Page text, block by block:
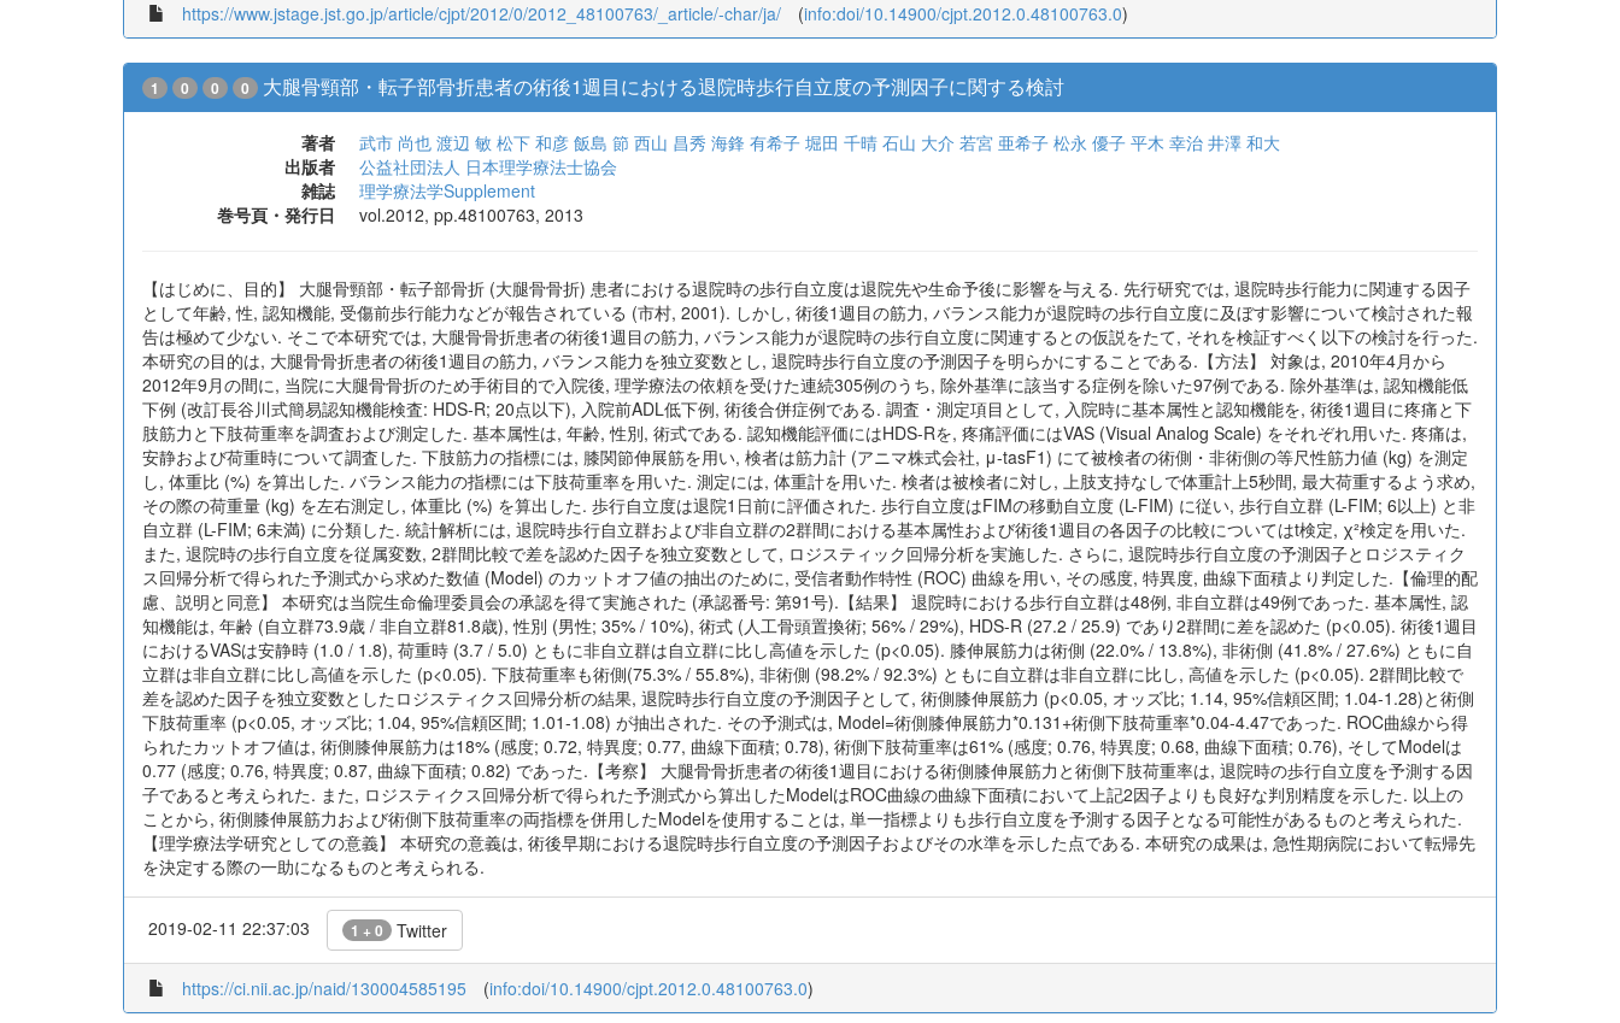
https://www.jstage.jst.go.jp/article/cjpt/2012/0/2012_48100763/_article/-char/ja/ (info:doi/10.14900/cjpt.2012.0.48100763.0)
1 0 0 0 大腿骨頸部・転子部骨折患者の術後1週目における退院時歩行自立度の予測因子に関する検討
著者 武市 尚也 渡辺 敏 松下 和彦 飯島 節 西山 昌秀 海鋒 有希子 堀田 千晴 石山 大介 若宮 亜希子 松永 優子 平木 幸治 井澤 和大
出版者
公益社団法人 日本理学療法士協会
雑誌
理学療法学Supplement
巻号頁・発行日
vol.2012, pp.48100763, 2013
【はじめに、目的】 大腿骨頸部・転子部骨折 (大腿骨骨折) 患者における退院時の歩行自立度は退院先や生命予後に影響を与える. 先行研究では, 退院時歩行能力に関連する因子
として年齢, 性, 認知機能, 受傷前歩行能力などが報告されている (市村, 2001). しかし, 術後1週目の筋力, バランス能力が退院時の歩行自立度に及ぼす影響について検討された報
告は極めて少ない. そこで本研究では, 大腿骨骨折患者の術後1週目の筋力, バランス能力が退院時の歩行自立度に関連するとの仮説をたて, それを検証すべく以下の検討を行った.
本研究の目的は, 大腿骨骨折患者の術後1週目の筋力, バランス能力を独立変数とし, 退院時歩行自立度の予測因子を明らかにすることである.【方法】 対象は, 2010年4月から
2012年9月の間に, 当院に大腿骨骨折のため手術目的で入院後, 理学療法の依頼を受けた連続305例のうち, 除外基準に該当する症例を除いた97例である. 除外基準は, 認知機能低
下例 (改訂長谷川式簡易認知機能検査: HDS-R; 20点以下), 入院前ADL低下例, 術後合併症例である. 調査・測定項目として, 入院時に基本属性と認知機能を, 術後1週目に疼痛と下
肢筋力と下肢荷重率を調査および測定した. 基本属性は, 年齢, 性別, 術式である. 認知機能評価にはHDS-Rを, 疼痛評価にはVAS (Visual Analog Scale) をそれぞれ用いた. 疼痛は,
安静および荷重時について調査した. 下肢筋力の指標には, 膝関節伸展筋を用い, 検者は筋力計 (アニマ株式会社, μ-tasF1) にて被検者の術側・非術側の等尺性筋力値 (kg) を測定
し, 体重比 (%) を算出した. バランス能力の指標には下肢荷重率を用いた. 測定には, 体重計を用いた. 検者は被検者に対し, 上肢支持なしで体重計上5秒間, 最大荷重するよう求め,
その際の荷重量 (kg) を左右測定し, 体重比 (%) を算出した. 歩行自立度は退院1日前に評価された. 歩行自立度はFIMの移動自立度 (L-FIM) に従い, 歩行自立群 (L-FIM; 6以上) と非
自立群 (L-FIM; 6未満) に分類した. 統計解析には, 退院時歩行自立群および非自立群の2群間における基本属性および術後1週目の各因子の比較についてはt検定, χ²検定を用いた.
また, 退院時の歩行自立度を従属変数, 2群間比較で差を認めた因子を独立変数として, ロジスティック回帰分析を実施した. さらに, 退院時歩行自立度の予測因子とロジスティク
ス回帰分析で得られた予測式から求めた数値 (Model) のカットオフ値の抽出のために, 受信者動作特性 (ROC) 曲線を用い, その感度, 特異度, 曲線下面積より判定した.【倫理的配
慮、説明と同意】 本研究は当院生命倫理委員会の承認を得て実施された (承認番号: 第91号).【結果】 退院時における歩行自立群は48例, 非自立群は49例であった. 基本属性, 認
知機能は, 年齢 (自立群73.9歳 / 非自立群81.8歳), 性別 (男性; 35% / 10%), 術式 (人工骨頭置換術; 56% / 29%), HDS-R (27.2 / 25.9) であり2群間に差を認めた (p<0.05). 術後1週目
におけるVASは安静時 (1.0 / 1.8), 荷重時 (3.7 / 5.0) ともに非自立群は自立群に比し高値を示した (p<0.05). 膝伸展筋力は術側 (22.0% / 13.8%), 非術側 (41.8% / 27.6%) ともに自
立群は非自立群に比し高値を示した (p<0.05). 下肢荷重率も術側(75.3% / 55.8%), 非術側 (98.2% / 92.3%) ともに自立群は非自立群に比し, 高値を示した (p<0.05). 2群間比較で
差を認めた因子を独立変数としたロジスティクス回帰分析の結果, 退院時歩行自立度の予測因子として, 術側膝伸展筋力 (p<0.05, オッズ比; 1.14, 95%信頼区間; 1.04-1.28)と術側
下肢荷重率 (p<0.05, オッズ比; 1.04, 95%信頼区間; 1.01-1.08) が抽出された. その予測式は, Model=術側膝伸展筋力*0.131+術側下肢荷重率*0.04-4.47であった. ROC曲線から得
られたカットオフ値は, 術側膝伸展筋力は18% (感度; 0.72, 特異度; 0.77, 曲線下面積; 0.78), 術側下肢荷重率は61% (感度; 0.76, 特異度; 0.68, 曲線下面積; 0.76), そしてModelは
0.77 (感度; 0.76, 特異度; 0.87, 曲線下面積; 0.82) であった.【考察】 大腿骨骨折患者の術後1週目における術側膝伸展筋力と術側下肢荷重率は, 退院時の歩行自立度を予測する因
子であると考えられた. また, ロジスティクス回帰分析で得られた予測式から算出したModelはROC曲線の曲線下面積において上記2因子よりも良好な判別精度を示した. 以上の
ことから, 術側膝伸展筋力および術側下肢荷重率の両指標を併用したModelを使用することは, 単一指標よりも歩行自立度を予測する因子となる可能性があるものと考えられた.
【理学療法学研究としての意義】 本研究の意義は, 術後早期における退院時歩行自立度の予測因子およびその水準を示した点である. 本研究の成果は, 急性期病院において転帰先
を決定する際の一助になるものと考えられる.
2019-02-11 22:37:03 1 + 0 Twitter
https://ci.nii.ac.jp/naid/130004585195 (info:doi/10.14900/cjpt.2012.0.48100763.0)